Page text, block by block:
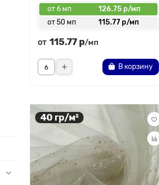
от 6 мп
126.75 р/мп
от 50 мп
115.77 р/мп
от 115.77 р/мп
В корзину
40 гр/м²